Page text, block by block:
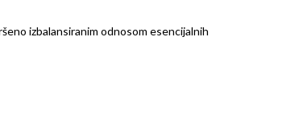
izbalansiranim odnosom esencijalnih